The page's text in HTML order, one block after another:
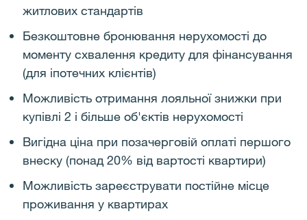
житлових стандартів
Безкоштовне бронювання нерухомості до
моменту схвалення кредиту для фінансування
(для іпотечних клієнтів)
Можливість отримання лояльної знижки при
купівлі 2 і більше об'єктів нерухомості
Вигідна ціна при позачерговій оплаті першого
внеску (понад 20% від вартості квартири)
Можливість зареєструвати постійне місце
проживання у квартирах